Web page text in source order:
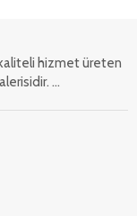
kaliteli hizmet üreten
...